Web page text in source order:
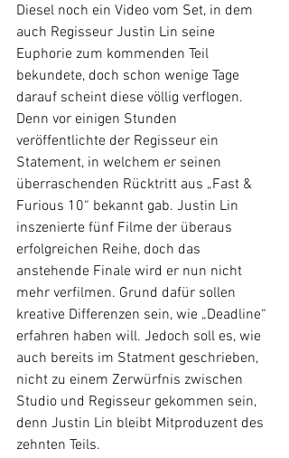
Diesel noch ein Video vom Set, in dem
auch Regisseur Justin Lin seine
Euphorie zum kommenden Teil
bekundete, doch schon wenige Tage
darauf scheint diese völlig verflogen.
Denn vor einigen Stunden
veröffentlichte der Regisseur ein
Statement, in welchem er seinen
überraschenden Rücktritt aus „Fast &
Furious 10“ bekannt gab. Justin Lin
inszenierte fünf Filme der überaus
erfolgreichen Reihe, doch das
anstehende Finale wird er nun nicht
mehr verfilmen. Grund dafür sollen
kreative Differenzen sein, wie „Deadline“
erfahren haben will. Jedoch soll es, wie
auch bereits im Statment geschrieben,
nicht zu einem Zerwürfnis zwischen
Studio und Regisseur gekommen sein,
denn Justin Lin bleibt Mitproduzent des
zehnten Teils.